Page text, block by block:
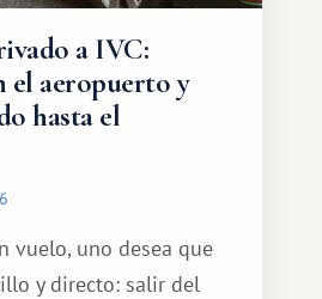
a IVC:
el aeropuerto y
hasta el
vuelo, uno desea que
y directo: salir del